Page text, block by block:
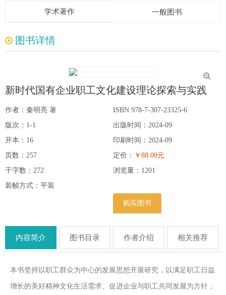
学术著作 一般图书
图书详情
新时代国有企业职工文化建设理论探索与实践
作者：秦明亮 著
版次：1-1
开本：16
页数：257
千字数：272
装帧方式：平装
ISBN 978-7-307-23325-6
出版时间：2024-09
印刷时间：2024-09
定价： ￥88.00元
浏览量： 1201
购买图书
内容简介 图书目录 作者介绍 相关推荐
本书坚持以职工群众为中心的发展思想开展研究，以满足职工日益
增长的美好精神文化生活需求、促进企业与职工共同发展为方针，